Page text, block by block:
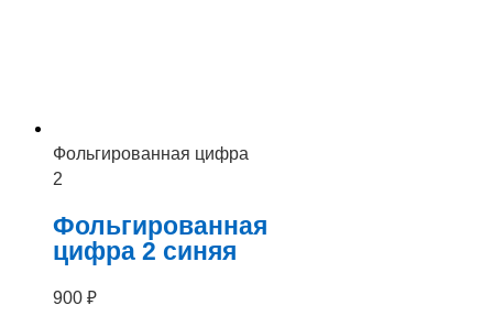
Фольгированная цифра
2
Фольгированная
цифра 2 синяя
900 ₽